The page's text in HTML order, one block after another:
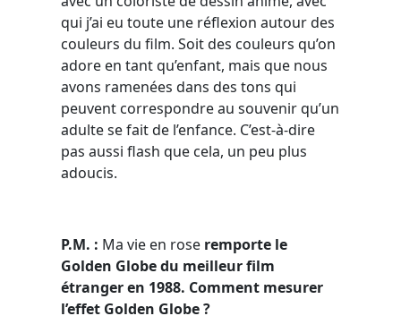
qui j’ai eu toute une réflexion autour des
couleurs du film. Soit des couleurs qu’on
adore en tant qu’enfant, mais que nous
avons ramenées dans des tons qui
peuvent correspondre au souvenir qu’un
adulte se fait de l’enfance. C’est-à-dire
pas aussi flash que cela, un peu plus
adoucis.
P.M. : Ma vie en rose remporte le
Golden Globe du meilleur film
étranger en 1988. Comment mesurer
l’effet Golden Globe ?